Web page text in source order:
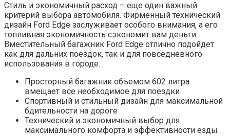
Стиль и экономичный расход – еще один важный
критерий выбора автомобиля. Фирменный технический
дизайн Ford Edge заслуживает особого внимания, а его
топливная экономичность сэкономит вам деньги.
Вместительный багажник Ford Edge отлично подойдет
как для дальних поездок, так и для повседневного
использования в городе.
Просторный багажник объемом 602 литра
вмещает все необходимое для поездки
Спортивный и стильный дизайн для максимальной
бдительности на дороге
Технический и экономичный выбор для
максимального комфорта и эффективности езды